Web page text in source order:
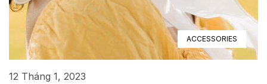
ACCESSORIES
12 Tháng 1, 2023